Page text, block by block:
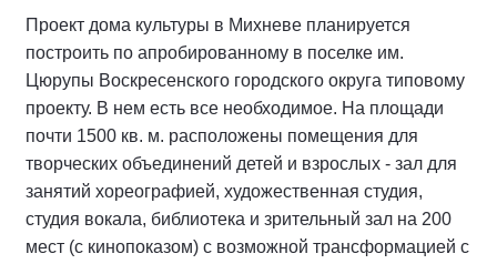
Проект дома культуры в Михневе планируется
построить по апробированному в поселке им.
Цюрупы Воскресенского городского округа типовому
проекту. В нем есть все необходимое. На площади
почти 1500 кв. м. расположены помещения для
творческих объединений детей и взрослых - зал для
занятий хореографией, художественная студия,
студия вокала, библиотека и зрительный зал на 200
мест (с кинопоказом) с возможной трансформацией с